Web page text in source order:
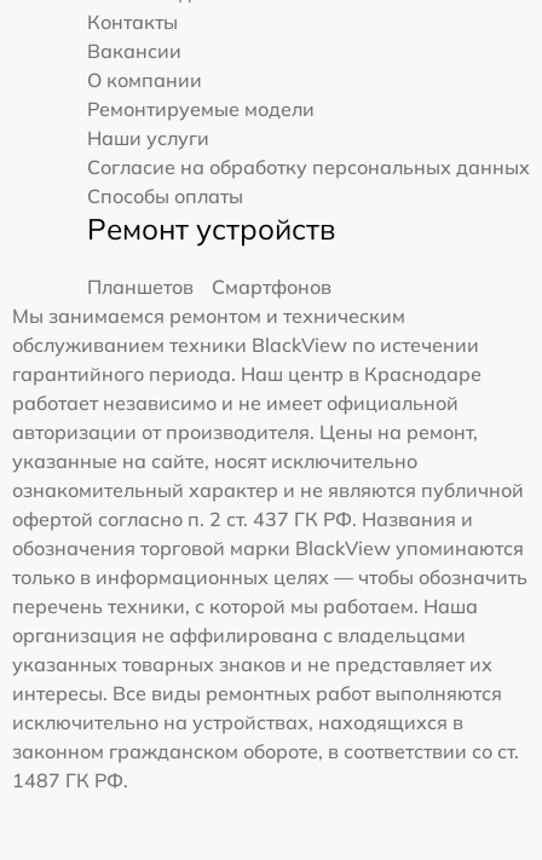
Контакты
Вакансии
О компании
Ремонтируемые модели
Наши услуги
Согласие на обработку персональных данных
Способы оплаты
Ремонт устройств
Планшетов
Смартфонов
Мы занимаемся ремонтом и техническим
обслуживанием техники BlackView по истечении
гарантийного периода. Наш центр в Краснодаре
работает независимо и не имеет официальной
авторизации от производителя. Цены на ремонт,
указанные на сайте, носят исключительно
ознакомительный характер и не являются публичной
офертой согласно п. 2 ст. 437 ГК РФ. Названия и
обозначения торговой марки BlackView упоминаются
только в информационных целях — чтобы обозначить
перечень техники, с которой мы работаем. Наша
организация не аффилирована с владельцами
указанных товарных знаков и не представляет их
интересы. Все виды ремонтных работ выполняются
исключительно на устройствах, находящихся в
законном гражданском обороте, в соответствии со ст.
1487 ГК РФ.